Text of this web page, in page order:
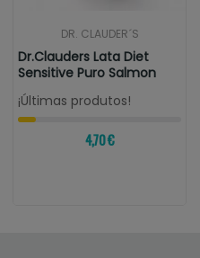
DR. CLAUDER´S
Dr.Clauders Lata Diet
Sensitive Puro Salmon
¡Últimas produtos!
4,70 €